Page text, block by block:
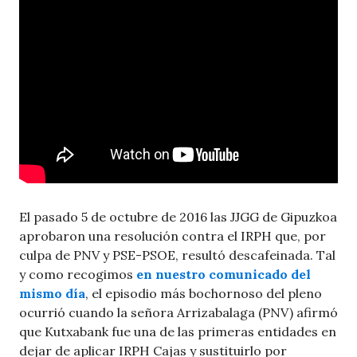
El pasado 5 de octubre de 2016 las JJGG de Gipuzkoa
aprobaron una resolución contra el IRPH que, por
culpa de PNV y PSE-PSOE, resultó descafeinada. Tal
y como recogimos en nuestro comunicado del
mismo día, el episodio más bochornoso del pleno
ocurrió cuando la señora Arrizabalaga (PNV) afirmó
que Kutxabank fue una de las primeras entidades en
dejar de aplicar IRPH Cajas y sustituirlo por